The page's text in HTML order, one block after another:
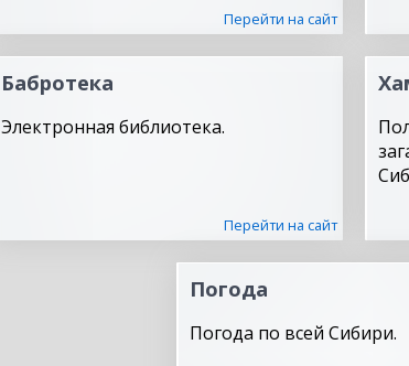
Перейти на сайт
Бабротека
Электронная библиотека.
Перейти на сайт
Погода
Погода по всей Сибири.